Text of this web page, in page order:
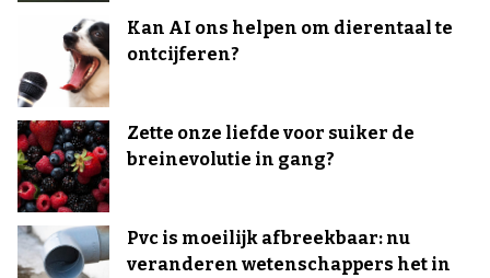
Kan AI ons helpen om dierentaal te
ontcijferen?
Zette onze liefde voor suiker de
breinevolutie in gang?
Pvc is moeilijk afbreekbaar: nu
veranderen wetenschappers het in